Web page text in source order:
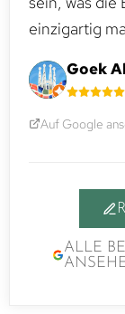
einzigartig
Goek
Auf Google
ALLE